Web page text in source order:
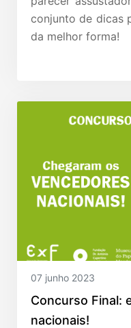
conjunto de dicas
da melhor forma!
07 junho 2023
Concurso Final:
nacionais!